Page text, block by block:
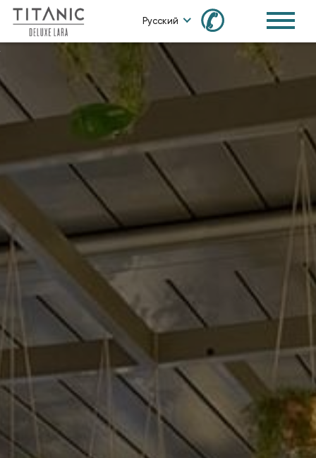
Русский ✆